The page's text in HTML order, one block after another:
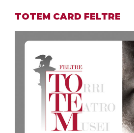
TOTEM CARD FELTRE